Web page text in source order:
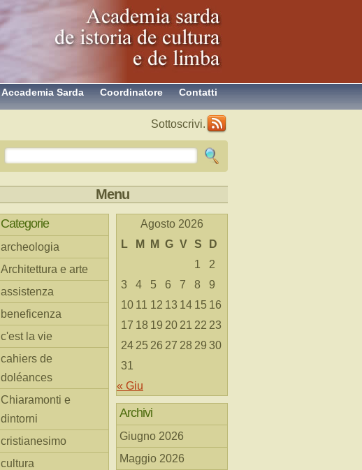
Contatti
Coordinatore
Accademia Sarda
Sottoscrivi.
Menu
Categorie
archeologia
Architettura e arte
assistenza
beneficenza
c'est la vie
cahiers de
doléances
Chiaramonti e
dintorni
cristianesimo
cultura
Agosto 2026
L
M M G V S
D
1
2
3
4 5 6 7 8
9
10 11 12 13 14 15 16
17 18 19 20 21 22 23
24 25 26 27 28 29 30
31
« Giu
Archivi
Giugno 2026
Maggio 2026